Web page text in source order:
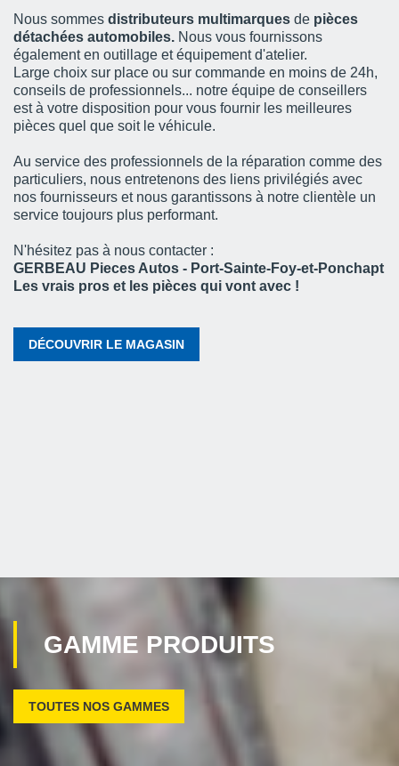
Nous sommes distributeurs multimarques de pièces
détachées automobiles. Nous vous fournissons
également en outillage et équipement d'atelier.
Large choix sur place ou sur commande en moins de 24h,
conseils de professionnels... notre équipe de conseillers
est à votre disposition pour vous fournir les meilleures
pièces quel que soit le véhicule.
Au service des professionnels de la réparation comme des
particuliers, nous entretenons des liens privilégiés avec
nos fournisseurs et nous garantissons à notre clientèle un
service toujours plus performant.
N'hésitez pas à nous contacter :
GERBEAU Pieces Autos - Port-Sainte-Foy-et-Ponchapt
Les vrais pros et les pièces qui vont avec !
DÉCOUVRIR LE MAGASIN
GAMME PRODUITS
TOUTES NOS GAMMES